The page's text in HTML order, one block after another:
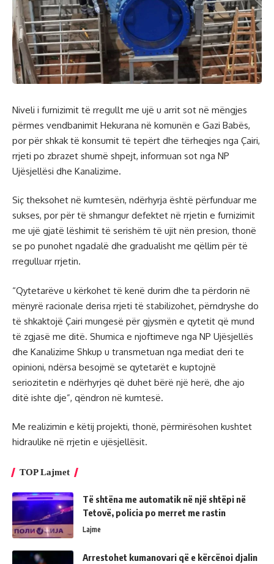
Niveli i furnizimit të rregullt me ​​ujë u arrit sot në mëngjes
përmes vendbanimit Hekurana në komunën e Gazi Babës,
por për shkak të konsumit të tepërt dhe tërheqjes nga Çairi,
rrjeti po zbrazet shumë shpejt, informuan sot nga NP
Ujësjellësi dhe Kanalizime.
Siç theksohet në kumtesën, ndërhyrja është përfunduar me
sukses, por për të shmangur defektet në rrjetin e furnizimit
me ujë gjatë lëshimit të serishëm të ujit nën presion, thonë
se po punohet ngadalë dhe gradualisht me qëllim për të
rregulluar rrjetin.
“Qytetarëve u kërkohet të kenë durim dhe ta përdorin në
mënyrë racionale derisa rrjeti të stabilizohet, përndryshe do
të shkaktojë Çairi mungesë për gjysmën e qytetit që mund
të zgjasë me ditë. Shumica e njoftimeve nga NP Ujësjellës
dhe Kanalizime Shkup u transmetuan nga mediat deri te
opinioni, ndërsa besojmë se qytetarët e kuptojnë
seriozitetin e ndërhyrjes që duhet bërë një herë, dhe ajo
ditë ishte dje”, qëndron në kumtesë.
Me realizimin e këtij projekti, thonë, përmirësohen kushtet
hidraulike në rrjetin e ujësjellësit.
TOP Lajmet
Të shtëna me automatik në një shtëpi në
Tetovë, policia po merret me rastin
Lajme
Arrestohet kumanovari që e kërcënoi djalin